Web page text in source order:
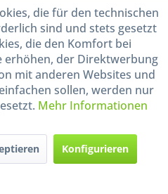
Weinen
009
die für den technischen
sind und stets gesetzt
die den Komfort bei
erhöhen, der Direktwerbung
mit anderen Websites und
sollen, werden nur
Mehr Informationen
Konfigurieren